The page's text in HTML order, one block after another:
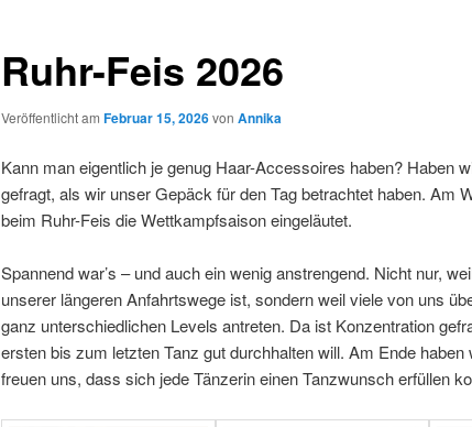
Ruhr-Feis 2026
Veröffentlicht am Februar 15, 2026von Annika
Kann man eigentlich je genug Haar-Accessoires haben? Haben
gefragt, als wir unser Gepäck für den Tag betrachtet haben. Am
beim Ruhr-Feis die Wettkampfsaison eingeläutet.
Spannend war’s – und auch ein wenig anstrengend. Nicht nur,
unserer längeren Anfahrtswege ist, sondern weil viele von uns
ganz unterschiedlichen Levels antreten. Da ist Konzentration
ersten bis zum letzten Tanz gut durchhalten will. Am Ende haben
freuen uns, dass sich jede Tänzerin einen Tanzwunsch erfüllen